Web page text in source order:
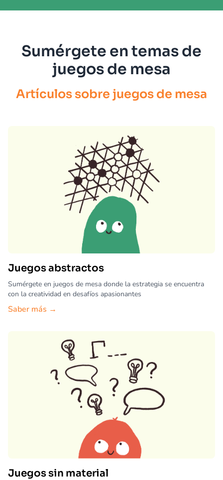
Sumérgete en temas de
juegos de mesa
Artículos sobre juegos de mesa
Juegos abstractos
Sumérgete en juegos de mesa donde la estrategia se encuentra
con la creatividad en desafíos apasionantes
Saber más →
Juegos sin material